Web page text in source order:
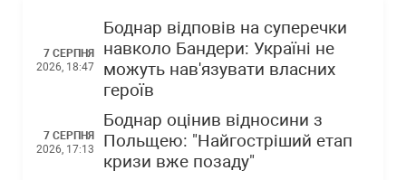
7 СЕРПНЯ
2026, 18:47
Боднар відповів на суперечки
навколо Бандери: Україні не
можуть нав'язувати власних
героїв
7 СЕРПНЯ
2026, 17:13
Боднар оцінив відносини з
Польщею: "Найгостріший етап
кризи вже позаду"